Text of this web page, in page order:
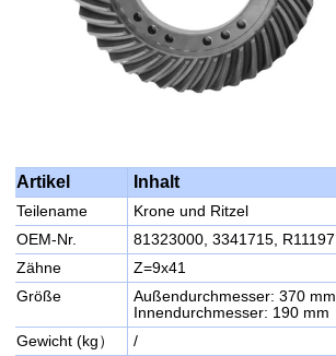
Artikel Inhalt
Teilename
Krone und Ritzel
OEM-Nr.
81323000, 3341715, R11197
Zähne
Z=9x41
Größe
Außendurchmesser: 370 mm
Innendurchmesser: 190 mm
Gewicht (kg）
/